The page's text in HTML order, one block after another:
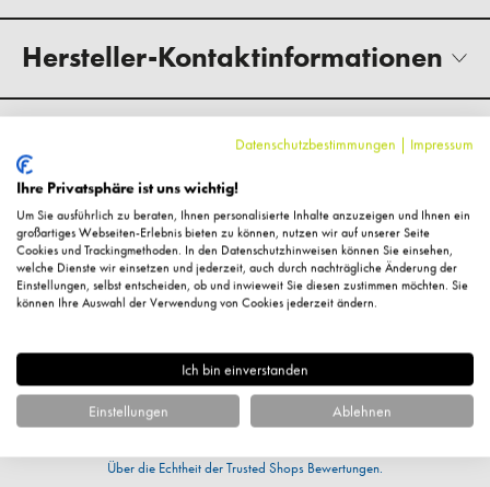
Hersteller-Kontaktinformationen
KundenbewertungenDatenschutzbestimmungen | Impressum
Ihre Privatsphäre ist uns wichtig!
Um Sie ausführlich zu beraten, Ihnen personalisierte Inhalte anzuzeigen und Ihnen ein
großartiges Webseiten-Erlebnis bieten zu können, nutzen wir auf unserer Seite
Cookies und Trackingmethoden. In den Datenschutzhinweisen können Sie einsehen,
welche Dienste wir einsetzen und jederzeit, auch durch nachträgliche Änderung der
Einstellungen, selbst entscheiden, ob und inwieweit Sie diesen zustimmen möchten. Sie
können Ihre Auswahl der Verwendung von Cookies jederzeit ändern.
Ich bin einverstanden
Einstellungen Ablehnen